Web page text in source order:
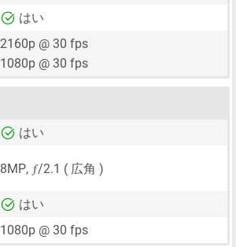
はい
2160p @ 30 fps
1080p @ 30 fps
はい
8MP, ƒ/2.1 ( 広角 )
はい
1080p @ 30 fps